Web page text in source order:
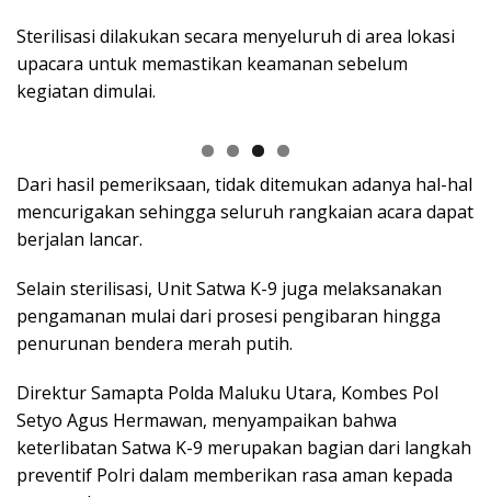
Sterilisasi dilakukan secara menyeluruh di area lokasi
upacara untuk memastikan keamanan sebelum
kegiatan dimulai.
Dari hasil pemeriksaan, tidak ditemukan adanya hal-hal
mencurigakan sehingga seluruh rangkaian acara dapat
berjalan lancar.
Selain sterilisasi, Unit Satwa K-9 juga melaksanakan
pengamanan mulai dari prosesi pengibaran hingga
penurunan bendera merah putih.
Direktur Samapta Polda Maluku Utara, Kombes Pol
Setyo Agus Hermawan, menyampaikan bahwa
keterlibatan Satwa K-9 merupakan bagian dari langkah
preventif Polri dalam memberikan rasa aman kepada